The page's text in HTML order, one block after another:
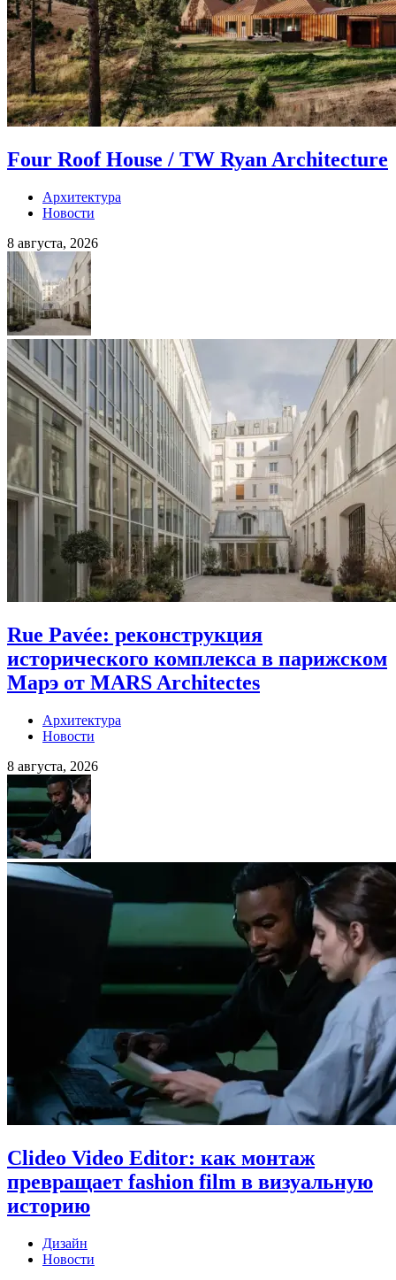
Four Roof House / TW Ryan Architecture
Архитектура
Новости
8 августа, 2026
Rue Pavée: реконструкция
исторического комплекса в парижском
Марэ от MARS Architectes
Архитектура
Новости
8 августа, 2026
Clideo Video Editor: как монтаж
превращает fashion film в визуальную
историю
Дизайн
Новости